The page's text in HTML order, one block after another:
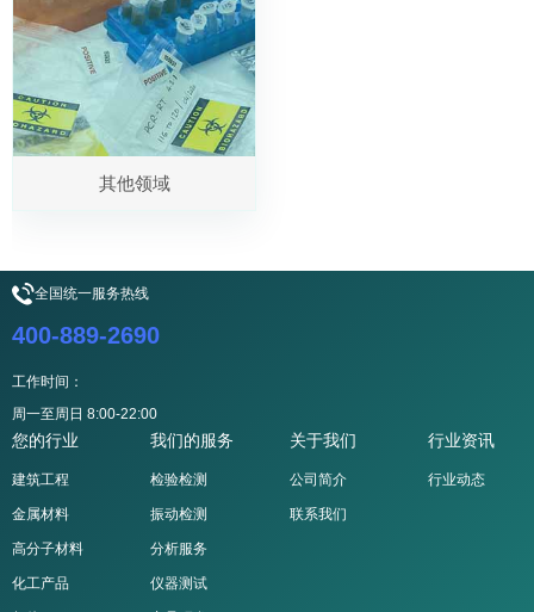
其他领域
全国统一服务热线
400-889-2690
工作时间：
周一至周日 8:00-22:00
您的行业
建筑工程
金属材料
高分子材料
化工产品
我们的服务
检验检测
振动检测
分析服务
仪器测试
关于我们
公司简介
联系我们
行业资讯
行业动态